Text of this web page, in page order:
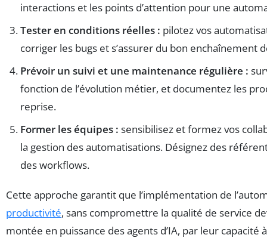
interactions et les points d’attention pour une
Tester en conditions réelles : pilotez vos
corriger les bugs et s’assurer du bon enchaînement
Prévoir un suivi et une maintenance régulière :
fonction de l’évolution métier, et documentez les
reprise.
Former les équipes : sensibilisez et formez vos
la gestion des automatisations. Désignez des
des workflows.
Cette approche garantit que l’implémentation de
productivité, sans compromettre la qualité de service
montée en puissance des agents d’IA, par leur capacité